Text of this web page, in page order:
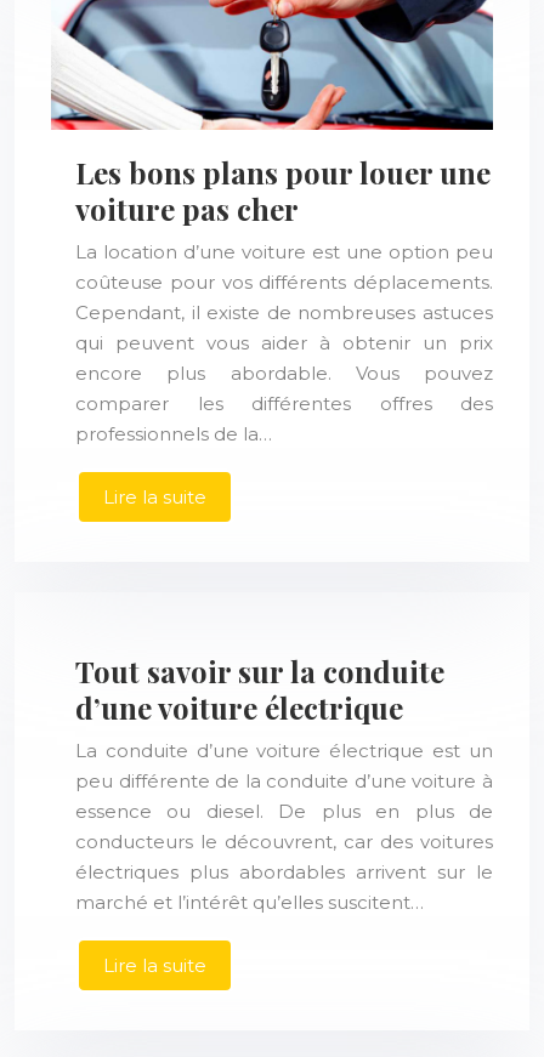
Les bons plans pour louer une
voiture pas cher
La location d’une voiture est une option peu
coûteuse pour vos différents déplacements.
Cependant, il existe de nombreuses astuces
qui peuvent vous aider à obtenir un prix
encore plus abordable. Vous pouvez
comparer les différentes offres des
professionnels de la…
Lire la suite
Tout savoir sur la conduite
d’une voiture électrique
La conduite d’une voiture électrique est un
peu différente de la conduite d’une voiture à
essence ou diesel. De plus en plus de
conducteurs le découvrent, car des voitures
électriques plus abordables arrivent sur le
marché et l’intérêt qu’elles suscitent…
Lire la suite